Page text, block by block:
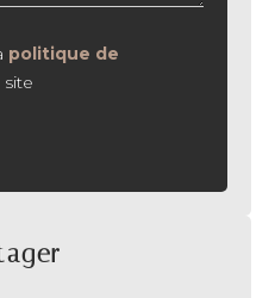
politique de
site